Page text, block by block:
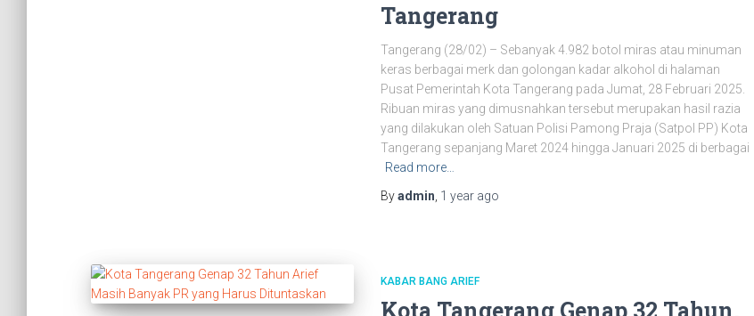
Tangerang
Tangerang (28/02) – Sebanyak 4.982 botol miras atau minuman
keras berbagai merk dan golongan kadar alkohol di halaman
Pusat Pemerintah Kota Tangerang pada Jumat, 28 Februari 2025.
Ribuan miras yang dimusnahkan tersebut merupakan hasil razia
yang dilakukan oleh Satuan Polisi Pamong Praja (Satpol PP) Kota
Tangerang sepanjang Maret 2024 hingga Januari 2025 di berbagai
Read more…
Byadmin 1 year ago
KABAR BANG ARIEF